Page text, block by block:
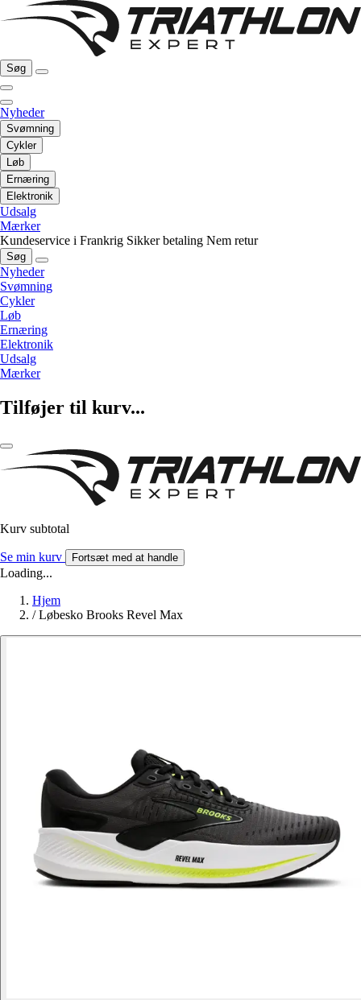
Søg
Nyheder
Svømning
Cykler
Løb
Ernæring
Elektronik
Udsalg
Mærker
Kundeservice i Frankrig Sikker betaling Nem retur
Søg
Nyheder
Svømning
Cykler
Løb
Ernæring
Elektronik
Udsalg
Mærker
Tilføjer til kurv...
Kurv subtotal
Se min kurv Fortsæt med at handle
Loading...
Hjem
/ Løbesko Brooks Revel Max